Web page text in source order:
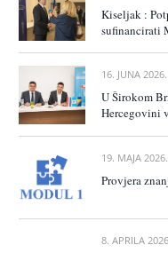
Kiseljak :
sufinancirati
16. JUNA 2026.
U Širokom
Hercegovini
19. MAJA 2026.
Provjera
8. APRILA